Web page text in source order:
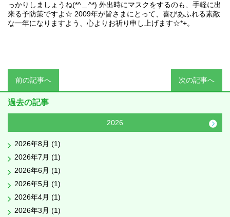
っかりしましょうね(*^＿^*) 外出時にマスクをするのも、手軽に出
来る予防策ですよ☆ 2009年が皆さまにとって、喜びあふれる素敵
な一年になりますよう、心よりお祈り申し上げます☆*+。
前の記事へ 次の記事へ
過去の記事
2026
2026年8月 (1)
2026年7月 (1)
2026年6月 (1)
2026年5月 (1)
2026年4月 (1)
2026年3月 (1)